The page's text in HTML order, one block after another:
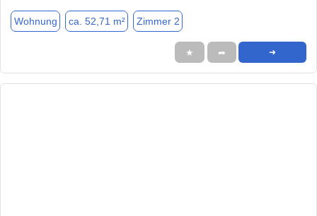
Wohnung ca. 52,71 m² Zimmer 2
★ ➦ ➜